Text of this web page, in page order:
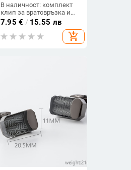
В наличност: комплект
клип за вратовръзка и
копчета за ръкавели с CD
модел, на склад
7.95 € / 15.55 лв
add_shopping_cart